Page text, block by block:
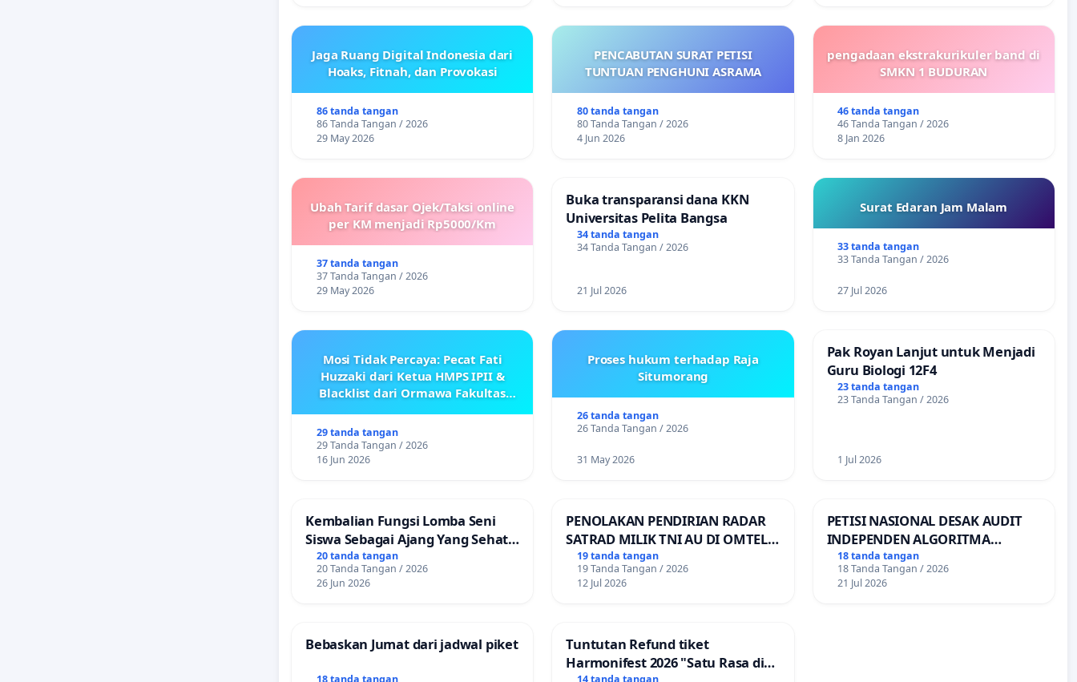
Jaga Ruang Digital Indonesia dari
Hoaks, Fitnah, dan Provokasi
86 tanda tangan
86 Tanda Tangan / 2026
29 May 2026
PENCABUTAN SURAT PETISI
TUNTUAN PENGHUNI ASRAMA
80 tanda tangan
80 Tanda Tangan / 2026
4 Jun 2026
pengadaan ekstrakurikuler band di
SMKN 1 BUDURAN
46 tanda tangan
46 Tanda Tangan / 2026
8 Jan 2026
Ubah Tarif dasar Ojek/Taksi online
per KM menjadi Rp5000/Km
37 tanda tangan
37 Tanda Tangan / 2026
29 May 2026
Buka transparansi dana KKN
Universitas Pelita Bangsa
34 tanda tangan
34 Tanda Tangan / 2026
21 Jul 2026
Surat Edaran Jam Malam
33 tanda tangan
33 Tanda Tangan / 2026
27 Jul 2026
Mosi Tidak Percaya: Pecat Fati
Huzzaki dari Ketua HMPS IPII &
Blacklist dari Ormawa Fakultas
29 tanda tangan
29 Tanda Tangan / 2026
16 Jun 2026
Proses hukum terhadap Raja
Situmorang
26 tanda tangan
26 Tanda Tangan / 2026
31 May 2026
Pak Royan Lanjut untuk Menjadi
Guru Biologi 12F4
23 tanda tangan
23 Tanda Tangan / 2026
1 Jul 2026
Kembalian Fungsi Lomba Seni
Siswa Sebagai Ajang Yang Sehat
Tanpa Tindakan Provokatif
20 tanda tangan
20 Tanda Tangan / 2026
26 Jun 2026
PENOLAKAN PENDIRIAN RADAR
SATRAD MILIK TNI AU DI OMTEL
KECAMATAN ALOR BARAT LAUT,
KABUPATEN ALOR
19 tanda tangan
19 Tanda Tangan / 2026
12 Jul 2026
PETISI NASIONAL DESAK AUDIT
INDEPENDEN ALGORITMA
PEMBAGIAN ORDER
TRANSPORTASI ONLINE
18 tanda tangan
18 Tanda Tangan / 2026
21 Jul 2026
Bebaskan Jumat dari jadwal piket
18 tanda tangan
Tuntutan Refund tiket
Harmonifest 2026 "Satu Rasa di
14 tanda tangan